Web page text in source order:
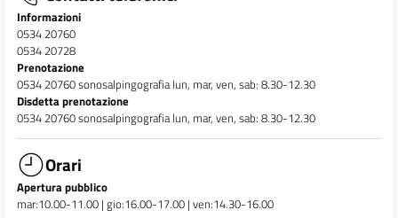
Informazioni
0534 20760
0534 20728
Prenotazione
0534 20760 sonosalpingografia lun, mar, ven, sab: 8.30-12.30
Disdetta prenotazione
0534 20760 sonosalpingografia lun, mar, ven, sab: 8.30-12.30
Orari
Apertura pubblico
mar:10.00-11.00 | gio:16.00-17.00 | ven:14.30-16.00